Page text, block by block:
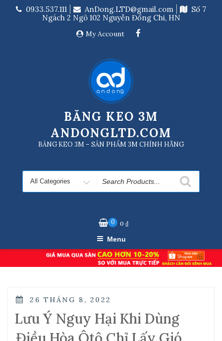
0933.537.111 AnDong.LTD@gmail.com
Số 7
Ngách 2 Ngõ 102 Nguyễn Đổng Chi, HN
My Account
BĂNG KEO 3M
ANDONGLTD.COM
BĂNG KEO 3M – SẢN PHẨM 3M CHÍNH HÃNG
Search
for
0 0₫
Menu
POSTED
26 THÁNG 8, 2022
Lưu Ý Nguy Hại Khi Dùng